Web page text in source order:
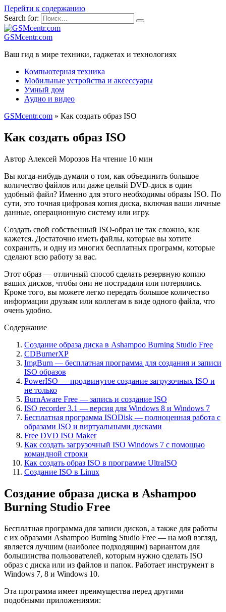
Перейти к содержанию
Search for:
GSMcentr.com
Ваш гид в мире техники, гаджетах и технологиях
Компьютерная техника
Мобильные устройства и аксессуары
Умный дом
Аудио и видео
GSMcentr.com » Как создать образ ISO
Как создать образ ISO
Автор Алексей Морозов На чтение 10 мин
Вы когда-нибудь думали о том, как объединить большое
количество файлов или даже целый DVD-диск в один
удобный файл? Именно для этого необходимы образы ISO. По
сути, это точная цифровая копия диска, включая ваши личные
данные, операционную систему или игру.
Создать свой собственный ISO-образ не так сложно, как
кажется. Достаточно иметь файлы, которые вы хотите
сохранить, и одну из многих бесплатных программ, которые
сделают всю работу за вас.
Этот образ — отличный способ сделать резервную копию
ваших дисков, чтобы они не пострадали или потерялись.
Кроме того, вы можете легко передать большое количество
информации друзьям или коллегам в виде одного файла, что
очень удобно.
Содержание
Создание образа диска в Ashampoo Burning Studio Free
CDBurnerXP
ImgBurn — бесплатная программа для создания и записи
ISO образов
PowerISO — продвинутое создание загрузочных ISO и
не только
BurnAware Free — запись и создание ISO
ISO recorder 3.1 — версия для Windows 8 и Windows 7
Бесплатная программа ISODisk — полноценная работа с
образами ISO и виртуальными дисками
Free DVD ISO Maker
Как создать загрузочный ISO Windows 7 с помощью
командной строки
Как создать образ ISO в программе UltraISO
Создание ISO в Linux
Создание образа диска в Ashampoo
Burning Studio Free
Бесплатная программа для записи дисков, а также для работы
с их образами Ashampoo Burning Studio Free — на мой взгляд,
является лучшим (наиболее подходящим) вариантом для
большинства пользователей, которым нужно сделать ISO
образ с диска или из файлов и папок. Работает инструмент в
Windows 7, 8 и Windows 10.
Эта программа имеет преимущества перед другими
подобными приложениями: